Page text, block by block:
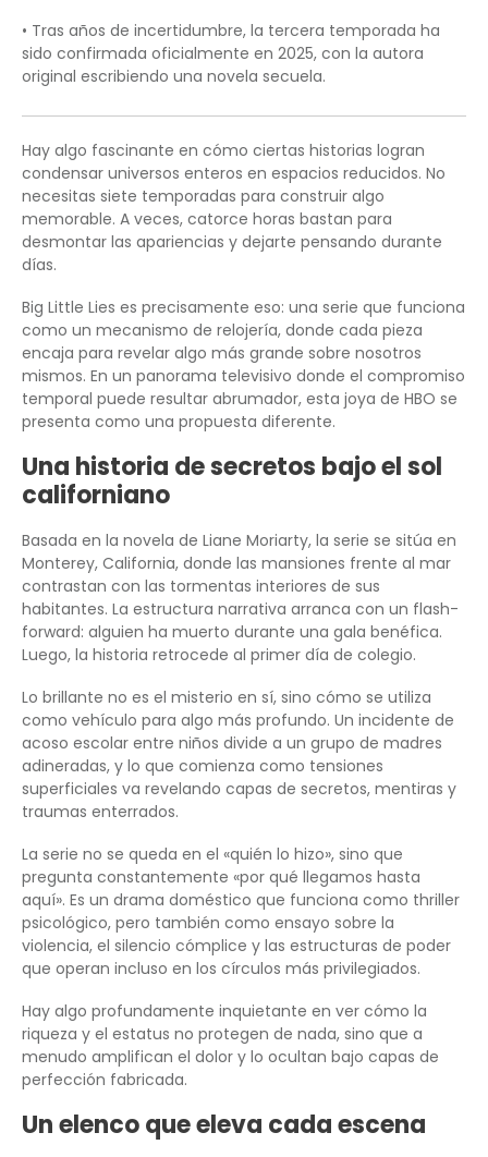
• Tras años de incertidumbre, la tercera temporada ha
sido confirmada oficialmente en 2025, con la autora
original escribiendo una novela secuela.
Hay algo fascinante en cómo ciertas historias logran
condensar universos enteros en espacios reducidos. No
necesitas siete temporadas para construir algo
memorable. A veces, catorce horas bastan para
desmontar las apariencias y dejarte pensando durante
días.
Big Little Lies es precisamente eso: una serie que funciona
como un mecanismo de relojería, donde cada pieza
encaja para revelar algo más grande sobre nosotros
mismos. En un panorama televisivo donde el compromiso
temporal puede resultar abrumador, esta joya de HBO se
presenta como una propuesta diferente.
Una historia de secretos bajo el sol
californiano
Basada en la novela de Liane Moriarty, la serie se sitúa en
Monterey, California, donde las mansiones frente al mar
contrastan con las tormentas interiores de sus
habitantes. La estructura narrativa arranca con un flash-
forward: alguien ha muerto durante una gala benéfica.
Luego, la historia retrocede al primer día de colegio.
Lo brillante no es el misterio en sí, sino cómo se utiliza
como vehículo para algo más profundo. Un incidente de
acoso escolar entre niños divide a un grupo de madres
adineradas, y lo que comienza como tensiones
superficiales va revelando capas de secretos, mentiras y
traumas enterrados.
La serie no se queda en el «quién lo hizo», sino que
pregunta constantemente «por qué llegamos hasta
aquí». Es un drama doméstico que funciona como thriller
psicológico, pero también como ensayo sobre la
violencia, el silencio cómplice y las estructuras de poder
que operan incluso en los círculos más privilegiados.
Hay algo profundamente inquietante en ver cómo la
riqueza y el estatus no protegen de nada, sino que a
menudo amplifican el dolor y lo ocultan bajo capas de
perfección fabricada.
Un elenco que eleva cada escena